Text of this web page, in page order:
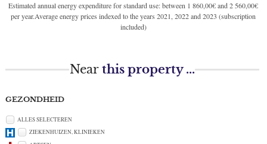
Estimated annual energy expenditure for standard use: between 1 860,00€ and 2 560,00€
per year.Average energy prices indexed to the years 2021, 2022 and 2023 (subscription
included)
Nearthis property ...
GEZONDHEID
ALLES SELECTEREN
ZIEKENHUIZEN, KLINIEKEN